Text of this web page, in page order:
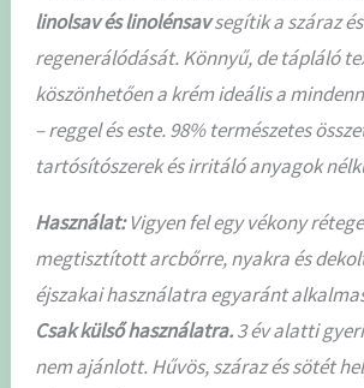
linolsav és linolénsavsegítik a száraz
regenerálódását. Könnyű, de tápláló
köszönhetően a krém ideális a
– reggel és este. 98% természetes
tartósítószerek és irritáló anyagok
Használat:Vigyen fel egy vékony
megtisztított arcbőrre, nyakra és
éjszakai használatra egyaránt
Csak külső használatra.3 év alatti
nem ajánlott. Hűvös, száraz és sötét